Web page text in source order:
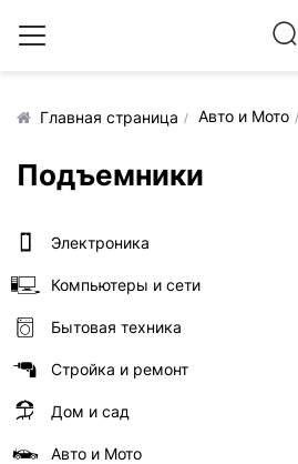
Главная страница Авто и Мото
Подъемники
Электроника
Компьютеры и сети
Бытовая техника
Стройка и ремонт
Дом и сад
Авто и Мото